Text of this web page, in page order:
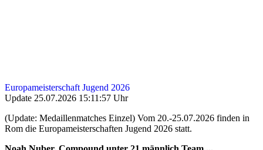
Europameisterschaft Jugend 2026
Update 25.07.2026 15:11:57 Uhr
(Update: Medaillenmatches Einzel) Vom 20.-25.07.2026 finden in
Rom die Europameisterschaften Jugend 2026 statt.